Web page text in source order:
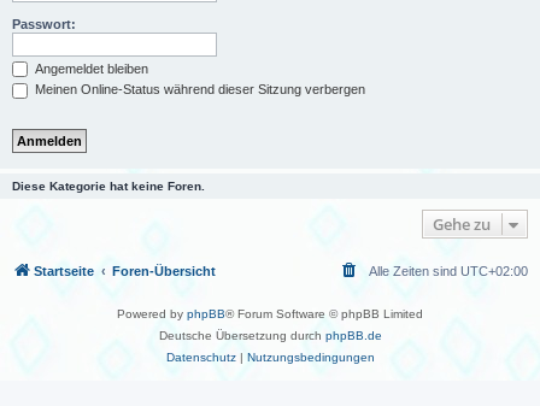
Passwort:
Angemeldet bleiben
Meinen Online-Status während dieser Sitzung verbergen
Diese Kategorie hat keine Foren.
Gehe zu
Startseite Foren-Übersicht Alle Zeiten sind UTC+02:00
Powered by phpBB® Forum Software © phpBB Limited
Deutsche Übersetzung durch phpBB.de
Datenschutz| Nutzungsbedingungen